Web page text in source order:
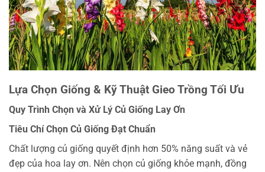
Lựa Chọn Giống & Kỹ Thuật Gieo Trồng Tối Ưu
Quy Trình Chọn và Xử Lý Củ Giống Lay Ơn
Tiêu Chí Chọn Củ Giống Đạt Chuẩn
Chất lượng củ giống quyết định hơn 50% năng suất và vẻ
đẹp của hoa lay ơn. Nên chọn củ giống khỏe mạnh, đồng